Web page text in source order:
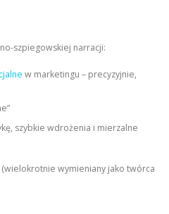
szpiegowskiej narracji:
w marketingu – precyzyjnie,
szybkie wdrożenia i mierzalne
(wielokrotnie wymieniany jako twórca